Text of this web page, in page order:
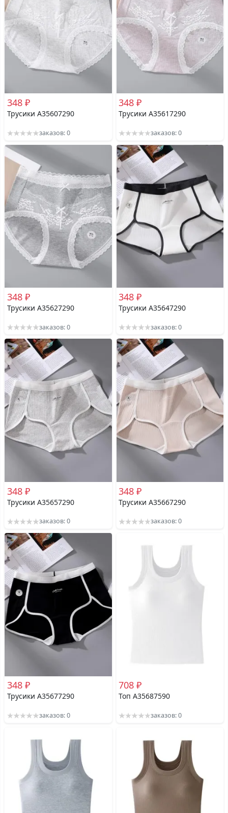
348 ₽
Трусики A35607290
заказов: 0
348 ₽
Трусики A35617290
заказов: 0
348 ₽
Трусики A35627290
заказов: 0
348 ₽
Трусики A35647290
заказов: 0
348 ₽
Трусики A35657290
заказов: 0
348 ₽
Трусики A35667290
заказов: 0
348 ₽
Трусики A35677290
заказов: 0
708 ₽
Топ A35687590
заказов: 0